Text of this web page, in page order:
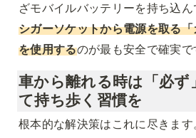
ざモバイルバッテリーを持ち込
シガーソケットから電源を取る
を使用するのが最も安全で確実で
車から離れる時は「必ず
て持ち歩く習慣を
根本的な解決策はこれに尽きます